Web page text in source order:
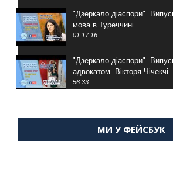
"Дзеркало діаспори".
мова в Туреччині
01:17:16
"Дзеркало діаспори".
адвокатом. Вікторя Чічекчі.
56:33
Мухарський про життя в
МИ У ФЕЙСБУК